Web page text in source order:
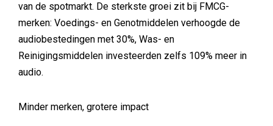
van de spotmarkt. De sterkste groei zit bij FMCG-
merken: Voedings- en Genotmiddelen verhoogde de
audiobestedingen met 30%, Was- en
Reinigingsmiddelen investeerden zelfs 109% meer in
audio.
Minder merken, grotere impact